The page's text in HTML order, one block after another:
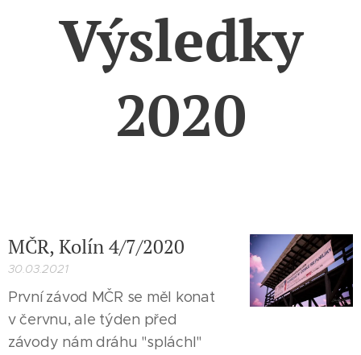
Výsledky
2020
MČR, Kolín 4/7/2020
30.03.2021
První závod MČR se měl konat
v červnu, ale týden před
závody nám dráhu "spláchl"